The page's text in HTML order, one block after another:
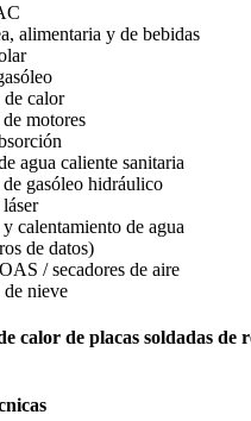
alimentaria y de bebidas
de calor
motores
agua caliente sanitaria
gasóleo hidráulico
calentamiento de agua
de datos)
/ secadores de aire
nieve
calor de placas soldadas de